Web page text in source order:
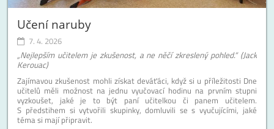
Učení naruby
7. 4. 2026
„Nejlepším učitelem je zkušenost, a ne něčí zkreslený pohled.“ (Jack
Kerouac)
Zajímavou zkušenost mohli získat deváťáci, když si u příležitosti Dne
učitelů měli možnost na jednu vyučovací hodinu na prvním stupni
vyzkoušet, jaké je to být paní učitelkou či panem učitelem.
S předstihem si vytvořili skupinky, domluvili se s vyučujícími, jaké
téma si mají připravit.